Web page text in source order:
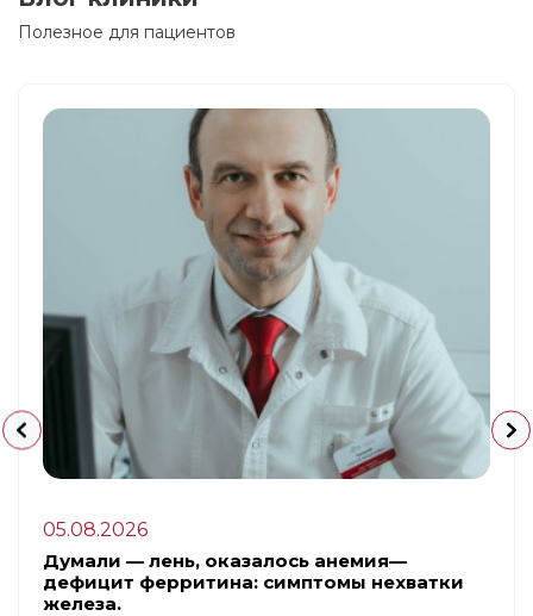
Полезное для пациентов
05.08.2026
Думали — лень, оказалось анемия—
дефицит ферритина: симптомы нехватки
железа.